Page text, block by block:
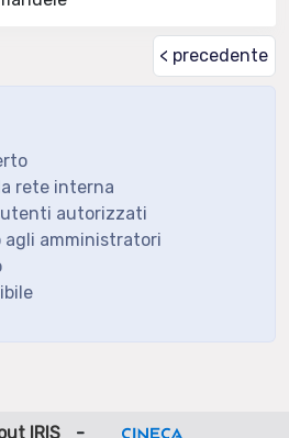
< precedente
rete interna
autorizzati
agli amministratori
IRIS -